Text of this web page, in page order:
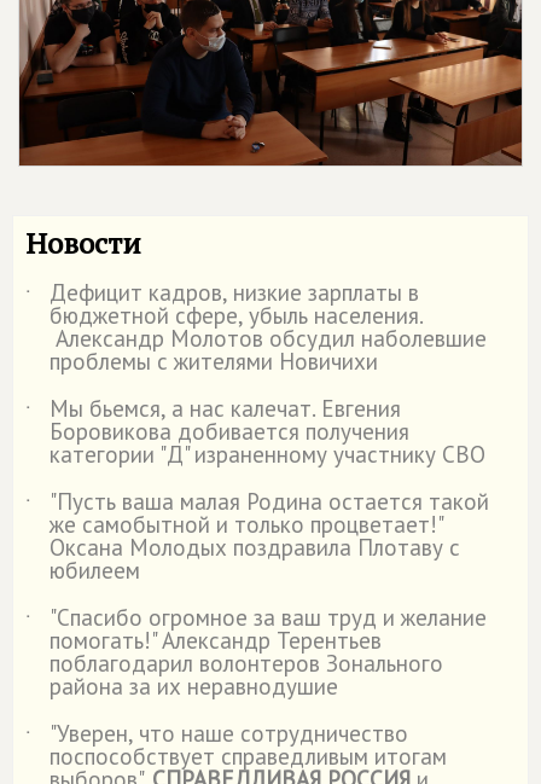
Новости
˙ Дефицит кадров, низкие зарплаты в
бюджетной сфере, убыль населения.
Александр Молотов обсудил наболевшие
проблемы с жителями Новичихи
˙
Мы бьемся, а нас калечат. Евгения
Боровикова добивается получения
категории "Д" израненному участнику СВО
˙
"Пусть ваша малая Родина остается такой
же самобытной и только процветает!"
Оксана Молодых поздравила Плотаву с
юбилеем
˙
"Спасибо огромное за ваш труд и желание
помогать!" Александр Терентьев
поблагодарил волонтеров Зонального
района за их неравнодушие
˙
"Уверен, что наше сотрудничество
поспособствует справедливым итогам